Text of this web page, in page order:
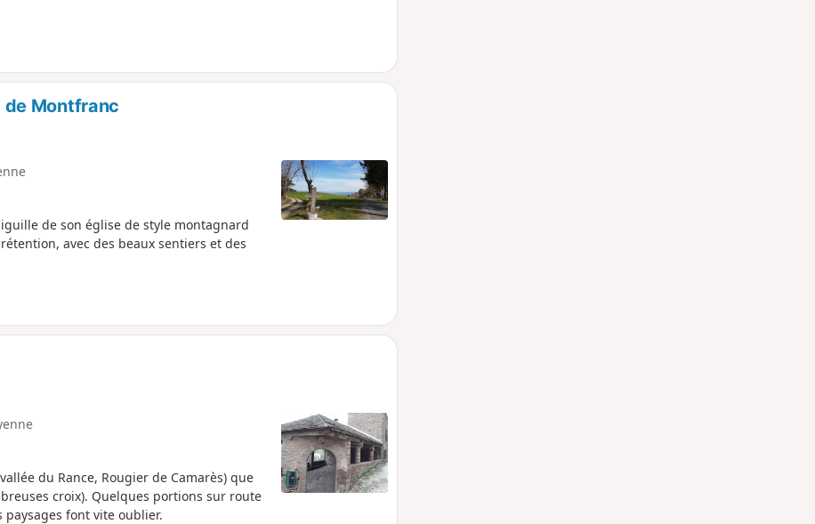
de Montfranc
de son église de style montagnard
avec des beaux sentiers et des
du Rance, Rougier de Camarès) que
croix). Quelques portions sur route
font vite oublier.